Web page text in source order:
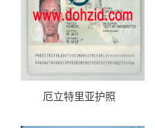
厄立特里亚护照